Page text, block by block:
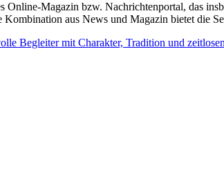
Magazin bzw. Nachrichtenportal, das
aus News und Magazin bietet die
Begleiter mit Charakter, Tradition und